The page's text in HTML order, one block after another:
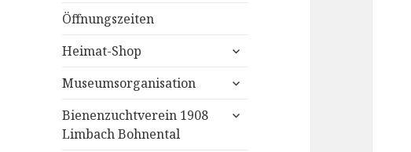
Öffnungszeiten
Heimat-Shop
untermenü
Museumsorganisation
untermenü
Bienenzuchtverein 1908
Limbach Bohnental
untermenü